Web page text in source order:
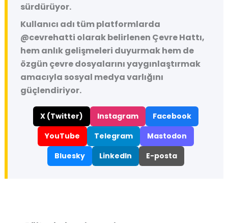
sürdürüyor.
Kullanıcı adı tüm platformlarda
@cevrehatti olarak belirlenen Çevre Hattı,
hem anlık gelişmeleri duyurmak hem de
özgün çevre dosyalarını yaygınlaştırmak
amacıyla sosyal medya varlığını
güçlendiriyor.
X (Twitter) Instagram
Facebook
YouTube
Telegram
Mastodon
Bluesky
LinkedIn E-posta